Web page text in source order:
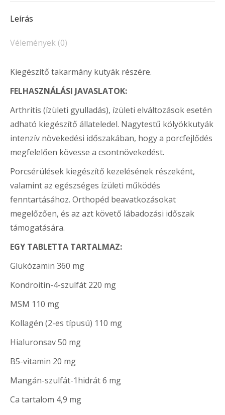
Leírás
Vélemények (0)
Kiegészítő takarmány kutyák részére.
FELHASZNÁLÁSI JAVASLATOK:
Arthritis (ízületi gyulladás), ízületi elváltozások esetén
adható kiegészítő állateledel. Nagytestű kölyökkutyák
intenzív növekedési időszakában, hogy a porcfejlődés
megfelelően kövesse a csontnövekedést.
Porcsérülések kiegészítő kezelésének részeként,
valamint az egészséges ízületi működés
fenntartásához. Orthopéd beavatkozásokat
megelőzően, és az azt követő lábadozási időszak
támogatására.
EGY TABLETTA TARTALMAZ:
Glükózamin 360 mg
Kondroitin-4-szulfát 220 mg
MSM 110 mg
Kollagén (2-es típusú) 110 mg
Hialuronsav 50 mg
B5-vitamin 20 mg
Mangán-szulfát-1hidrát 6 mg
Ca tartalom 4,9 mg